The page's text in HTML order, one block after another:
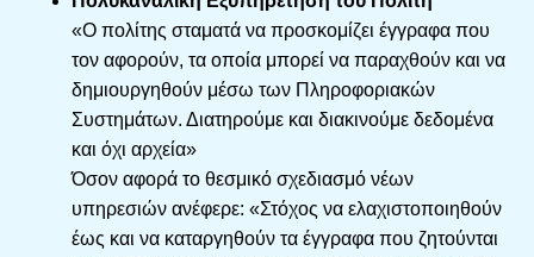
«Ο πολίτης σταματά να προσκομίζει έγγραφα που
τον αφορούν, τα οποία μπορεί να παραχθούν και να
δημιουργηθούν μέσω των Πληροφοριακών
Συστημάτων. Διατηρούμε και διακινούμε δεδομένα
και όχι αρχεία»
Όσον αφορά το θεσμικό σχεδιασμό νέων
υπηρεσιών ανέφερε: «Στόχος να ελαχιστοποιηθούν
έως και να καταργηθούν τα έγγραφα που ζητούνται